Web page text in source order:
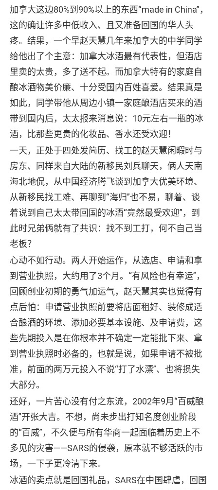
加拿大这边80%到90%以上的东西“made in China”，
这的确让许多中低收入、且又准备回国的华人头
疼。结果，一个早赵天慧几年来加拿大的中学同学
给他出了个主意：加拿大冰酒最有代表性，但酒店
里卖的太贵，多了送不起。而加拿大特有的家庭自
酿冰酒物美价廉、十分受国内百姓喜爱。结果真是
如此，同学带他从周边小镇一家庭酿酒店买来的酒
带到国内后，太太报来消息说：10元左右一瓶的冰
酒，比那些更贵的化妆品、香水还受欢迎！
一天，正处于四处发简历、找工的赵天慧闲暇时与
房东、同样来自大陆的新移民刘兵聊天，俩人天南
海北地侃，从中国经济腾飞谈到加拿大优美环境、
从新移民找工难、再聊到“海归”也不易，聊着、谈
着说到自己太太带回国的冰酒“竟然最受欢迎”，到
此时兄弟俩就有了共识：找不到工打，何不自己当
老板？
心动不如行动。两人开始运作，从选店、申请和拿
到营业执照，大约用了3个月。“有风险也有幸运”，
回顾创业初期的勇气加运气，赵天慧其实也觉得有
点后怕：申请营业执照前要将店面租好、装修成适
合酿酒的环境、添加必要基本设施、及申请费，这
些先期投入是在你根本并不确定一定能批下来、拿
到营业执照时必备的，也就是说，如果申请不被批
准，前面的两万元投入不说“打了水漂”、也将损失
大部分。
还好，一片苦心没有付之东流，2002年9月“百威酿
酒”开张大吉。不想，尚未步出打知名度创业阶段
的“百威”，不久便与所有华商一起面临着历史上不
多见的灾害――SARS的侵袭，原本就不够活跃的市
场，一下子更冷清下来。
冰酒的卖点就是回国礼品，SARS在中国肆虐，回国